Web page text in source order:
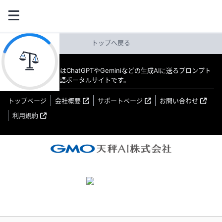
トップへ戻る
教えてAI byGMO はChatGPTやGeminiなどの生成AIに送るプロンプト
（指示文）の日本語ポータルサイトです。
トップページ 会社概要 サポートページ
お問い合わせ
利用規約